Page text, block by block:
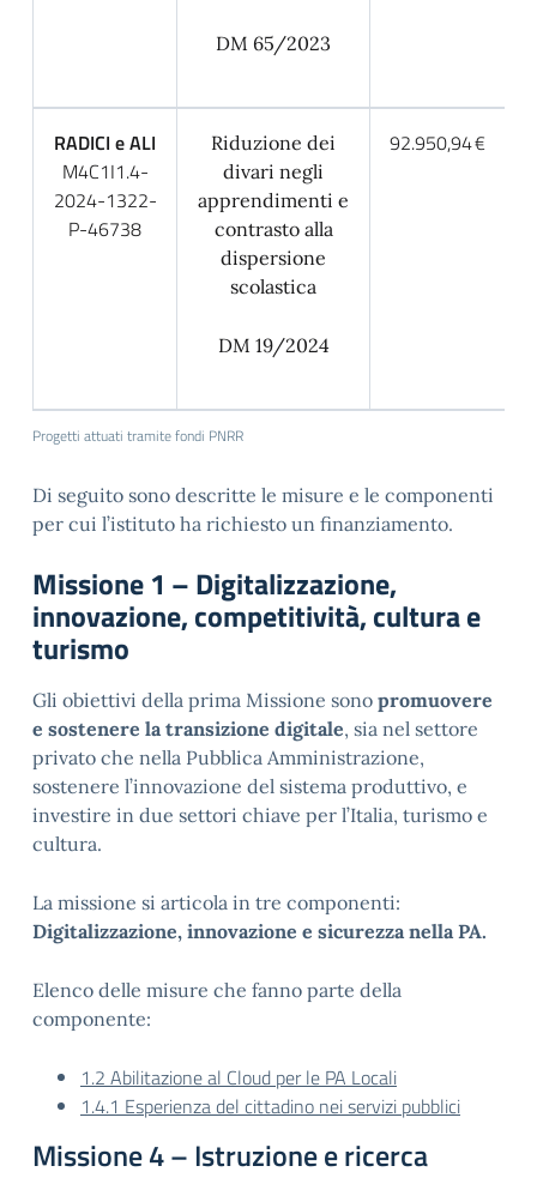
Progetti attuati tramite fondi PNRR
DM 65/2023
RADICI e ALI
M4C1I1.4-
2024-1322-
P-46738
Riduzione dei
divari negli
apprendimenti e
contrasto alla
dispersione
scolastica
DM 19/2024
92.950,94 €
Di seguito sono descritte le misure e le componenti
per cui l’istituto ha richiesto un finanziamento.
Missione 1 – Digitalizzazione,
innovazione, competitività, cultura e
turismo
Gli obiettivi della prima Missione sono promuovere
e sostenere la transizione digitale, sia nel settore
privato che nella Pubblica Amministrazione,
sostenere l’innovazione del sistema produttivo, e
investire in due settori chiave per l’Italia, turismo e
cultura.
La missione si articola in tre componenti:
Digitalizzazione, innovazione e sicurezza nella PA.
Elenco delle misure che fanno parte della
componente:
1.2 Abilitazione al Cloud per le PA Locali
1.4.1 Esperienza del cittadino nei servizi pubblici
Missione 4 – Istruzione e ricerca